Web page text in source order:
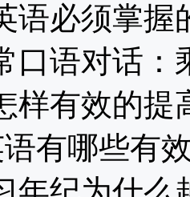
语必须掌握
口语对话：
样有效的提
有哪些有